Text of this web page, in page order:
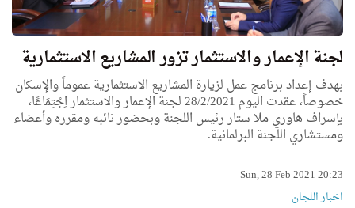
لجنة الإعمار والاستثمار تزور المشاريع الاستثمارية
بهدف إعداد برنامج عمل لزيارة المشاريع الاستثمارية عموماً والإسكان
خصوصاً، عقدت اليوم 28/2/2021 لجنة الإعمار والاستثمار اِجْتِمَاعًا،
بإسراف هاوري ملا ستار رئيس اللجنة وبحضور نائبه ومقرره وأعضاء
ومستشاري اللجنة البرلمانية.
Sun, 28 Feb 2021 20:23
اخبار اللجان